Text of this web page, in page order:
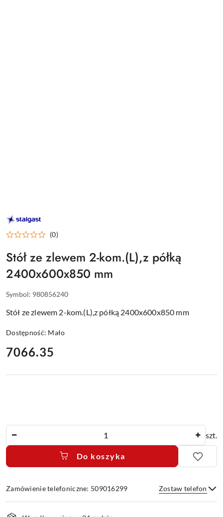
STALGAST
–
WYPOSAŻENIE
DLA
(0)
Stół ze zlewem 2-kom.(L),z półką
2400x600x850 mm
Symbol: 980856240
Stół ze zlewem 2-kom.(L),z półką 2400x600x850 mm
Dostępność: Mało
cena:
7066.35
szt.
Do koszyka
Zamówienie telefoniczne: 509016299 Zostaw telefon
Dostępność